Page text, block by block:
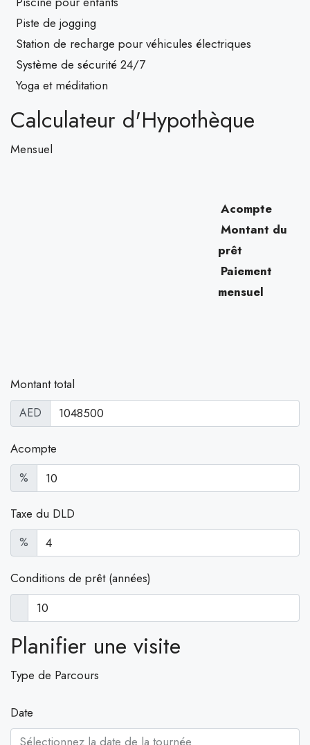
Piste de jogging
Station de recharge pour véhicules électriques
Système de sécurité 24/7
Yoga et méditation
Calculateur d'Hypothèque
Mensuel
Acompte
Montant du
prêt
Paiement
mensuel
Montant total
AED
Acompte
%
Taxe du DLD
%
Conditions de prêt (années)
Planifier une visite
Type de Parcours
Date